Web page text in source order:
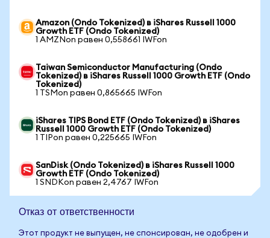
Amazon (Ondo Tokenized) в iShares Russell 1000
Growth ETF (Ondo Tokenized)
1 AMZNon равен 0,558661 IWFon
Taiwan Semiconductor Manufacturing (Ondo
Tokenized) в iShares Russell 1000 Growth ETF (Ondo
Tokenized)
1 TSMon равен 0,865665 IWFon
iShares TIPS Bond ETF (Ondo Tokenized) в iShares
Russell 1000 Growth ETF (Ondo Tokenized)
1 TIPon равен 0,225665 IWFon
SanDisk (Ondo Tokenized) в iShares Russell 1000
Growth ETF (Ondo Tokenized)
1 SNDKon равен 2,4767 IWFon
Отказ от ответственности
Этот продукт не выпущен, не спонсирован, не одобрен и